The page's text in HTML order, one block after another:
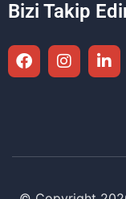
Bizi Takip